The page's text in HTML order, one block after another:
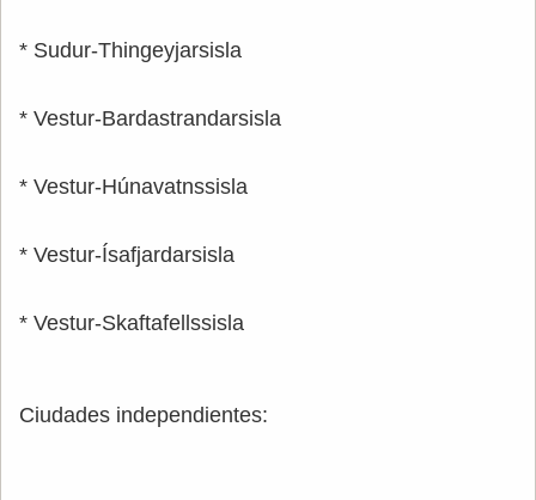
* Sudur-Thingeyjarsisla
* Vestur-Bardastrandarsisla
* Vestur-Húnavatnssisla
* Vestur-Ísafjardarsisla
* Vestur-Skaftafellssisla
Ciudades independientes: